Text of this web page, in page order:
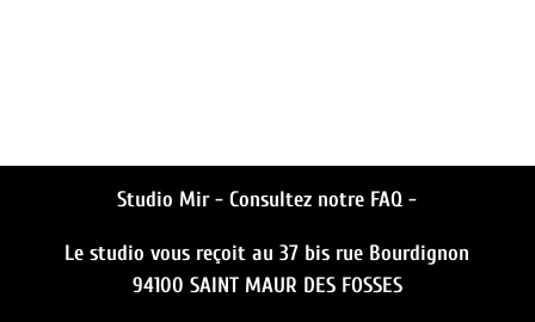
Studio Mir -Consultez notre FAQ -
Le studio vous reçoit au 37 bis rue Bourdignon
94100 SAINT MAUR DES FOSSES